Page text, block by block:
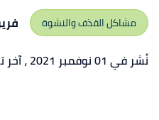
مشاكل القذف والنشوة
نُشر في 01 نوفمبر 2021
، آخر